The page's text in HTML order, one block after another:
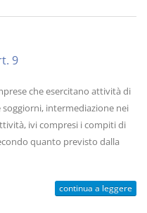
9
che esercitano attività di
intermediazione nei
ivi compresi i compiti di
quanto previsto dalla
continua a leggere